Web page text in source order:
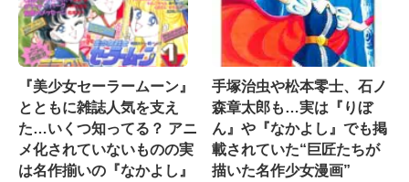
『美少女セーラームーン』
とともに雑誌人気を支え
た…いくつ知ってる？ アニ
メ化されていないものの実
は名作揃いの『なかよし』
手塚治虫や松本零士、石ノ
森章太郎も…実は『りぼ
ん』や『なかよし』でも掲
載されていた“巨匠たちが
描いた名作少女漫画”